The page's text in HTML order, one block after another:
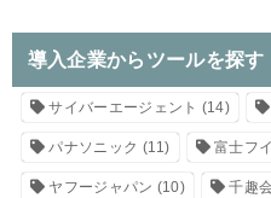
導入企業からツールを探す
サイバーエージェント (14)
パナソニック (11) 富士フ
ヤフージャパン (10) 千趣